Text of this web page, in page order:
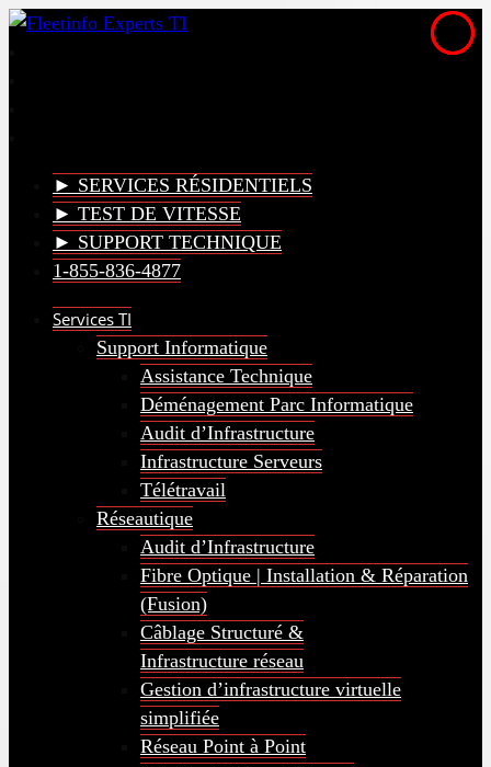
► SERVICES RÉSIDENTIELS
► TEST DE VITESSE
► SUPPORT TECHNIQUE
1-855-836-4877
Services TI
Support Informatique
Assistance Technique
Déménagement Parc Informatique
Audit d’Infrastructure
Infrastructure Serveurs
Télétravail
Réseautique
Audit d’Infrastructure
Fibre Optique | Installation & Réparation
(Fusion)
Câblage Structuré &
Infrastructure réseau
Gestion d’infrastructure virtuelle
simplifiée
Réseau Point à Point